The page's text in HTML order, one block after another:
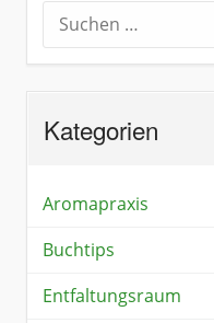
Kategorien
Aromapraxis
Buchtips
Entfaltungsraum